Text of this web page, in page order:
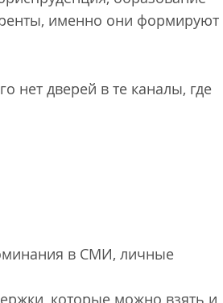
именно они формируют
нет дверей в те каналы, где
в СМИ, личные